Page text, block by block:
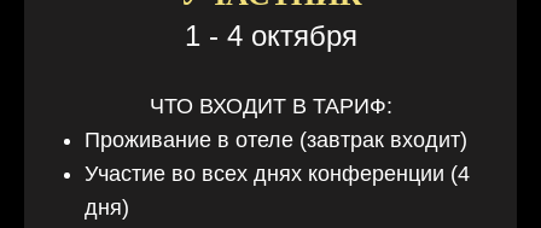
1 - 4 октября
ЧТО ВХОДИТ В ТАРИФ:
Проживание в отеле (завтрак входит)
Участие во всех днях конференции (4
дня)